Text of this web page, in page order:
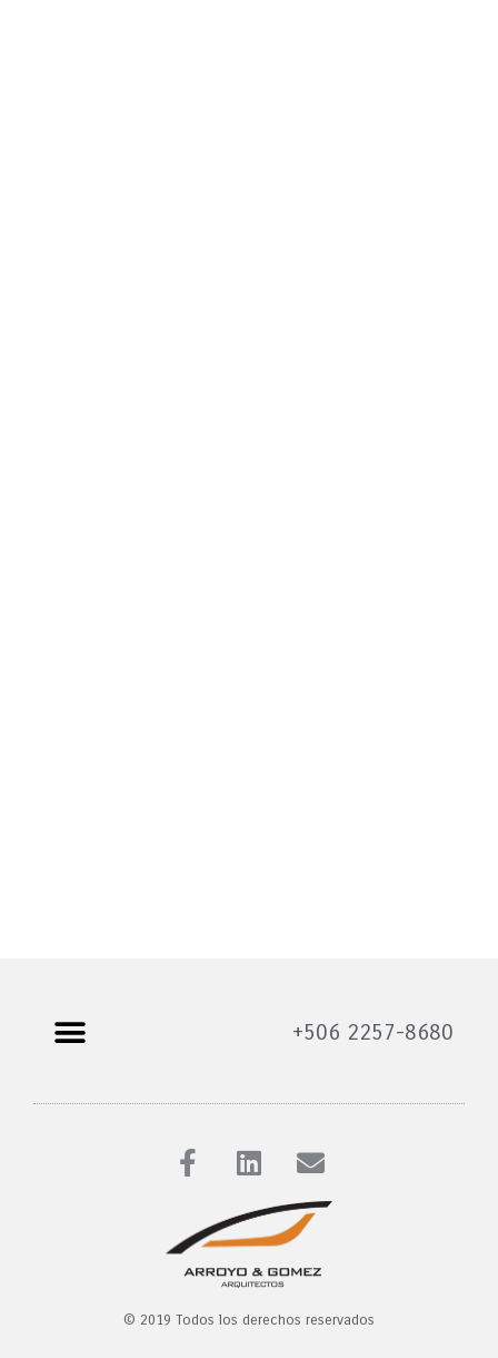
+506 2257-8680
© 2019 Todos los derechos reservados